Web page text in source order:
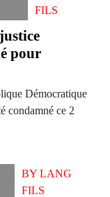
FILS
pour
Démocratique
condamné ce 2
BYLANG
FILS